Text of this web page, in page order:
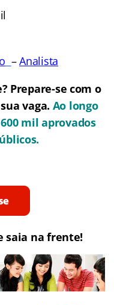
–Analista
Prepare-se com o
vaga. Ao longo
mil aprovados
saia na frente!